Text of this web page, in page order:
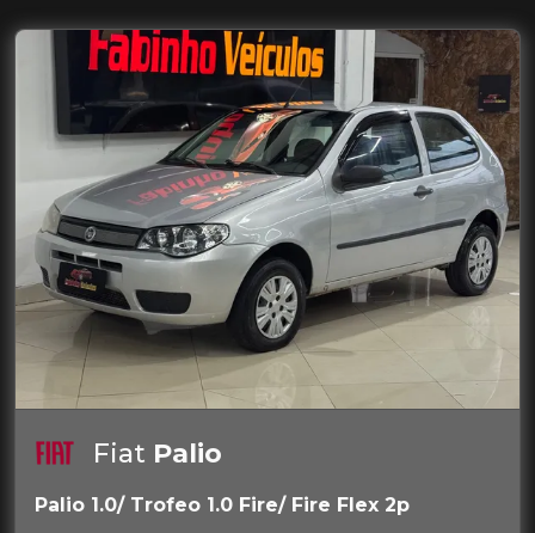
Fiat Palio
Palio 1.0/ Trofeo 1.0 Fire/ Fire Flex 2p